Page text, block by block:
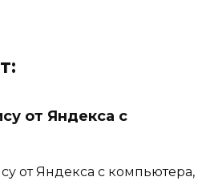
от Яндекса с
от Яндекса с компьютера,